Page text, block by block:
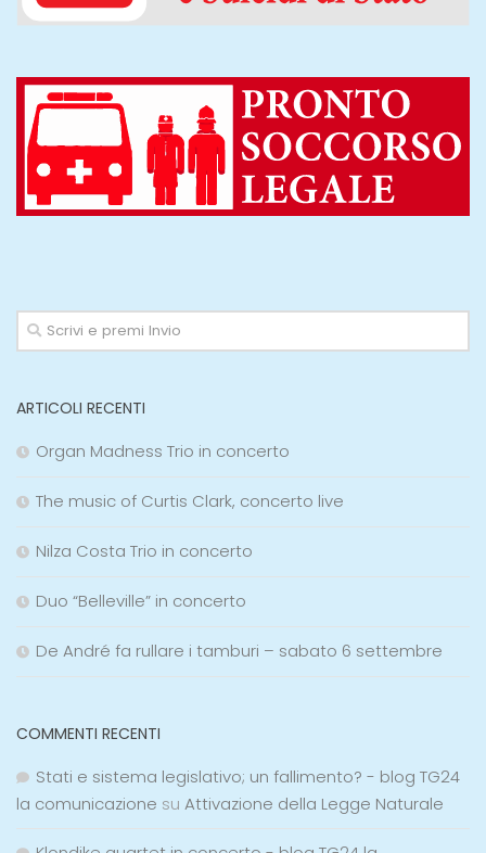
ARTICOLI RECENTI
Organ Madness Trio in concerto
The music of Curtis Clark, concerto live
Nilza Costa Trio in concerto
Duo “Belleville” in concerto
De André fa rullare i tamburi – sabato 6 settembre
COMMENTI RECENTI
Stati e sistema legislativo; un fallimento? - blog TG24
la comunicazione su Attivazione della Legge Naturale